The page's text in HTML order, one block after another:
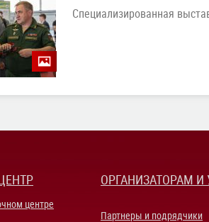
Специализированная
центре
ОРГАНИЗАТОРАМ
Партнеры и подрядчики